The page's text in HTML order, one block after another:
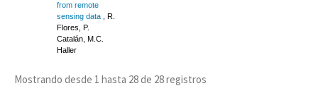
from remote
sensing data , R.
Flores, P.
Catalán, M.C.
Haller
Mostrando desde 1 hasta 28 de 28 registros